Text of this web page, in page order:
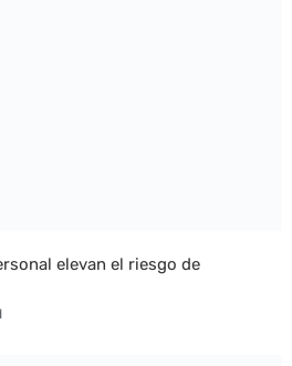
elevan el riesgo de